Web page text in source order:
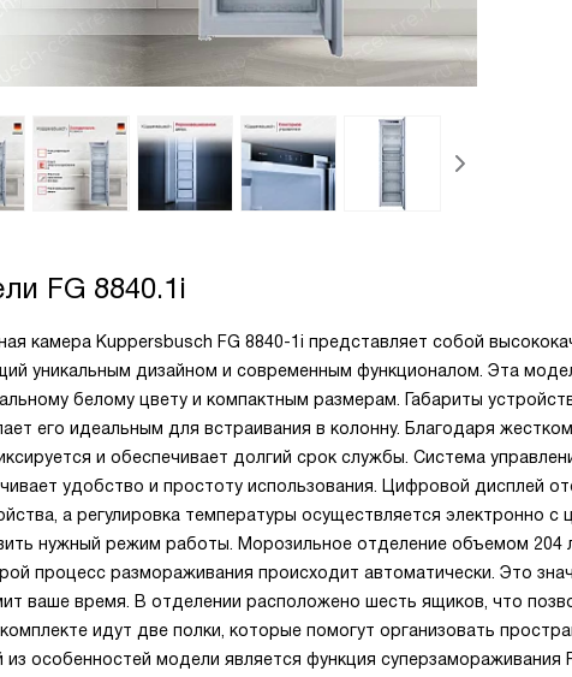
FG 8840.1i
камера Kuppersbusch FG 8840-1i представляет собой
уникальным дизайном и современным функционалом. Эта
белому цвету и компактным размерам. Габариты
его идеальным для встраивания в колонну. Благодаря
и обеспечивает долгий срок службы. Система
удобство и простоту использования. Цифровой дисплей
а регулировка температуры осуществляется электронно с
нужный режим работы. Морозильное отделение объемом 204
процесс размораживания происходит автоматически. Это
ваше время. В отделении расположено шесть ящиков, что
идут две полки, которые помогут организовать
особенностей модели является функция суперзамораживания